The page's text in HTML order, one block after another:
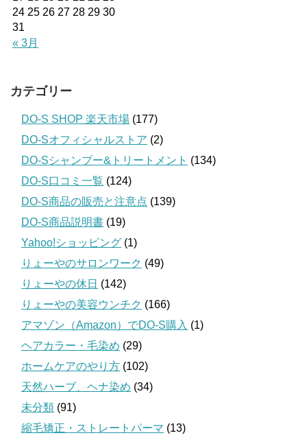
« 3月
24 25 26 27 28 29 30
31
カテゴリー
DO-S SHOP 楽天市場 (177)
DO-Sオフィシャルストア (2)
DO-Sシャンプー&トリートメント (134)
DO-S口コミ一覧 (124)
DO-S商品の販売と注意点 (139)
DO-S商品説明書 (19)
Yahoo!ショッピング (1)
りょーやのサロンワーク (49)
りょーやの休日 (142)
りょーやの美容ウンチク (166)
アマゾン（Amazon）でDO-S購入 (1)
ヘアカラー・毛染め (29)
ホームケアのやり方 (102)
天然ハーブ、ヘナ染め (34)
未分類 (91)
縮毛矯正・ストレートパーマ (13)